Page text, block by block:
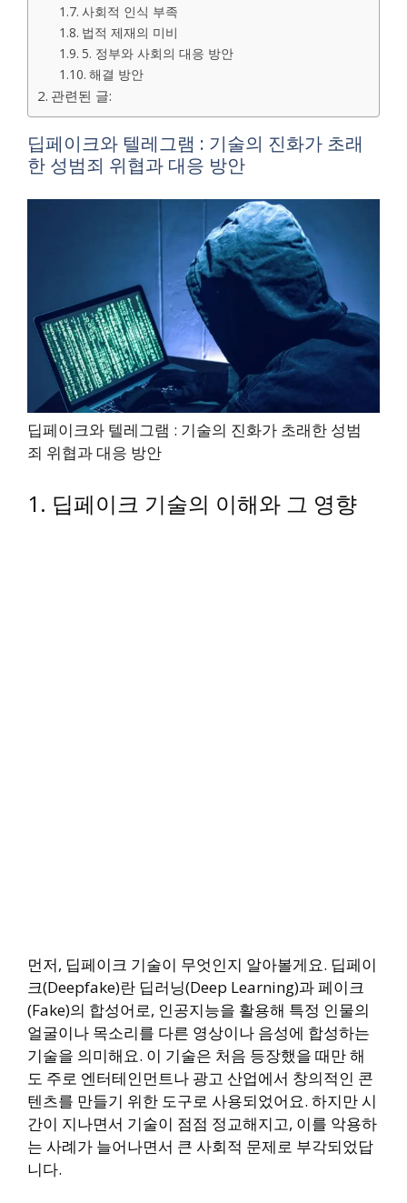
사회적 인식 부족
법적 제재의 미비
5. 정부와 사회의 대응 방안
해결 방안
관련된 글:
딥페이크와 텔레그램 : 기술의 진화가 초래
한 성범죄 위협과 대응 방안
딥페이크와 텔레그램 : 기술의 진화가 초래한 성범
죄 위협과 대응 방안
1. 딥페이크 기술의 이해와 그 영향
먼저, 딥페이크 기술이 무엇인지 알아볼게요. 딥페이
크(Deepfake)란 딥러닝(Deep Learning)과 페이크
(Fake)의 합성어로, 인공지능을 활용해 특정 인물의
얼굴이나 목소리를 다른 영상이나 음성에 합성하는
기술을 의미해요. 이 기술은 처음 등장했을 때만 해
도 주로 엔터테인먼트나 광고 산업에서 창의적인 콘
텐츠를 만들기 위한 도구로 사용되었어요. 하지만 시
간이 지나면서 기술이 점점 정교해지고, 이를 악용하
는 사례가 늘어나면서 큰 사회적 문제로 부각되었답
니다.